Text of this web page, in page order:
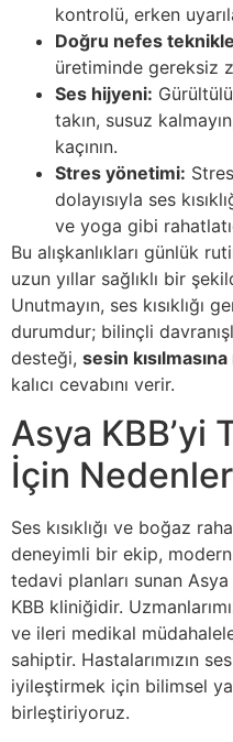
kontrolü, erken
Doğru nefes
üretiminde gereksiz
Ses hijyeni:
takın, susuz
kaçının.
Stres yönetimi:
dolayısıyla ses
ve yoga gibi
Bu alışkanlıkları günlük
uzun yıllar sağlıklı bir
Unutmayın, ses kısıklığı
durumdur; bilinçli
desteği, sesin
kalıcı cevabını verir.
Asya KBB’yi
İçin Nedenler
Ses kısıklığı ve boğaz
deneyimli bir ekip,
tedavi planları sunan
KBB kliniğidir.
ve ileri medikal
sahiptir. Hastalarımızın
iyileştirmek için bilimsel
birleştiriyoruz.